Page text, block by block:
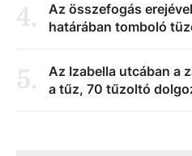
4.
Az összefogás
határában tomboló
5.
Az Izabella utcában a
a tűz, 70 tűzoltó